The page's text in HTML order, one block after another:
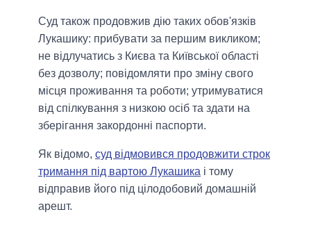
Суд також продовжив дію таких обов'язків
Лукашику: прибувати за першим викликом;
не відлучатись з Києва та Київської області
без дозволу; повідомляти про зміну свого
місця проживання та роботи; утримуватися
від спілкування з низкою осіб та здати на
зберігання закордонні паспорти.
Як відомо, суд відмовився продовжити строк
тримання під вартою Лукашика і тому
відправив його під цілодобовий домашній
арешт.